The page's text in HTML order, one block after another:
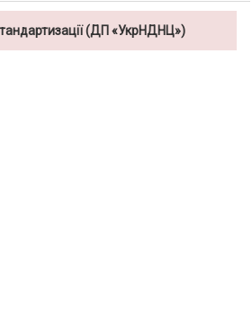
(ДП «УкрНДНЦ»)